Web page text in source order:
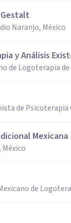
Naranjo, México
y Análisis
de Logoterapia de
de Psicoterapia
Mexicana
de